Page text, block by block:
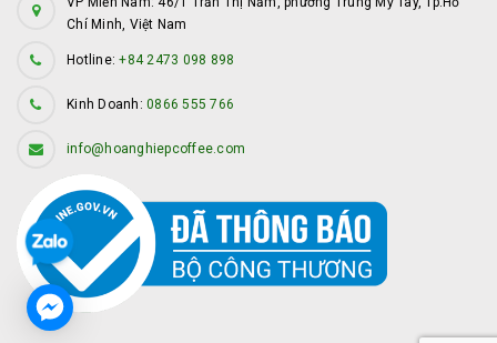
Chí Minh, Việt Nam
Hotline:+84 2473 098 898
Kinh Doanh: 0866 555 766
info@hoanghiepcoffee.com